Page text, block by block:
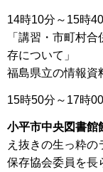
14時10分～15時
「講習・市町村
存について」
福島県立の情報
15時50分～17時
小平市中央図書
え抜きの生っ粋
保存協会委員を長